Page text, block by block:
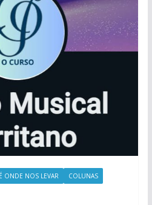
ONDE NOS LEVAR
COLUNAS